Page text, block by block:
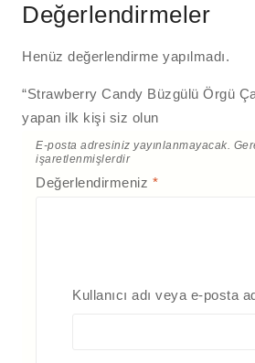
Değerlendirmeler
Henüz değerlendirme yapılmadı.
“Strawberry Candy Büzgülü Örgü
yapan ilk kişi siz olun
E-posta adresiniz yayınlanmayacak.
işaretlenmişlerdir
Değerlendirmeniz *
Kullanıcı adı veya e-posta